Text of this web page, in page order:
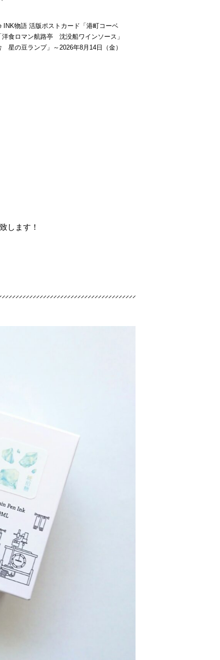
INK物語 活版ポストカード「港町コーベ
洋食ロマン航路亭 沈没船ワインソース」
星の豆ランプ」～2026年8月14日（金）
致します！